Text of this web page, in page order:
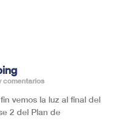
comentarios
vemos la luz al final del
2 del Plan de